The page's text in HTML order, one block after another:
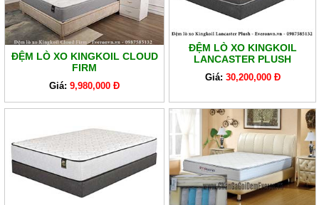
ĐỆM LÒ XO KINGKOIL CLOUD
FIRM
Giá: 9,980,000 Đ
ĐỆM LÒ XO KINGKOIL
LANCASTER PLUSH
Giá: 30,200,000 Đ